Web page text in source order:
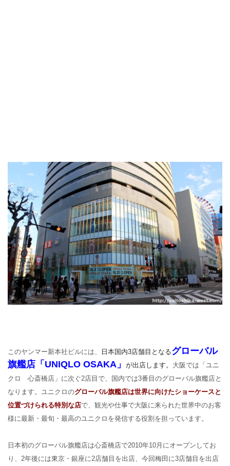
このヤンマー新本社ビルには、 日本国内3店舗目となるグローバル
旗艦店 「UNIQLO OSAKA」 が出店します。 大阪では「ユニ
クロ 心斎橋店」に次ぐ2店目で、国内では3番目のグローバル旗艦店と
なります。ユニクロのグローバル旗艦店は世界に向けたショーケースと
位置づけられる特別な店で、観光や仕事で大阪に来られた世界中のお客
様に最新・最旬・最高のユニクロを発信する役割を担っています。
日本初のグローバル旗艦店は心斎橋店で2010年10月にオープンしてお
り、2年後には東京・銀座に2店舗目を出店、今回梅田に3店舗目を出店